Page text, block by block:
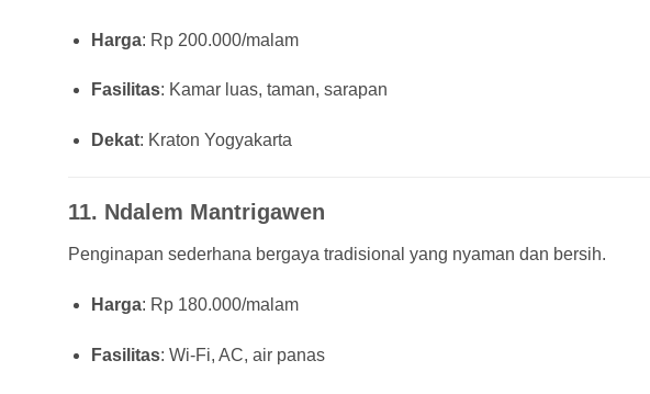
Harga: Rp 200.000/malam
Fasilitas: Kamar luas, taman, sarapan
Dekat: Kraton Yogyakarta
11. Ndalem Mantrigawen
Penginapan sederhana bergaya tradisional yang nyaman dan bersih.
Harga: Rp 180.000/malam
Fasilitas: Wi-Fi, AC, air panas